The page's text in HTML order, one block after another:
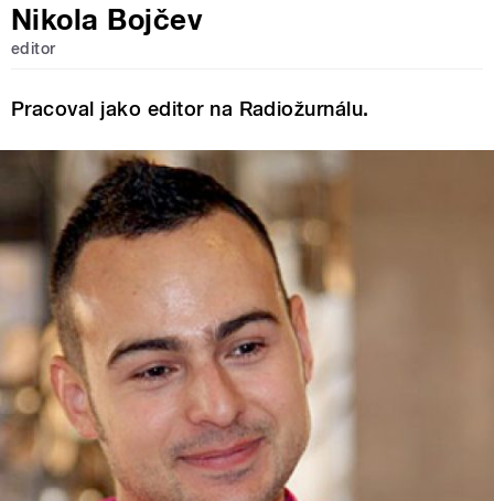
Nikola Bojčev
editor
Pracoval jako editor na Radiožurnálu.